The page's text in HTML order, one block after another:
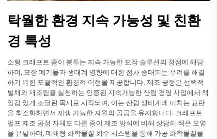
탁월한 환경 지속 가능성 및 친환
경 특성
소형 크래프트 종이 봉투는 지속 가능한 포장 솔루션의 정점에 해당
하며, 포장 폐기물과 생태계 영향에 대한 점차 증대되는 우려를 해결
하기 위한 포괄적인 환경적 이점을 제공합니다. 제조 공정은 선택적
벌채와 재조림을 실천하는 인증된 지속가능한 산림 경영 사업에서 책
임감 있게 조달된 목재로 시작되며, 이는 산림 생태계에 미치는 교란
을 최소화하면서 재생 가능한 자원의 공급을 유지합니다. 크래프트
펄프 제조 공정 자체도 다른 종이 제조 방식에 비해 상당히 적은 오염
을 유발하며, 폐쇄형 화학물질 회수 시스템을 통해 가공 화학물질을